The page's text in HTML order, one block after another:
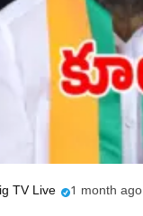
TV Live 1 month ago